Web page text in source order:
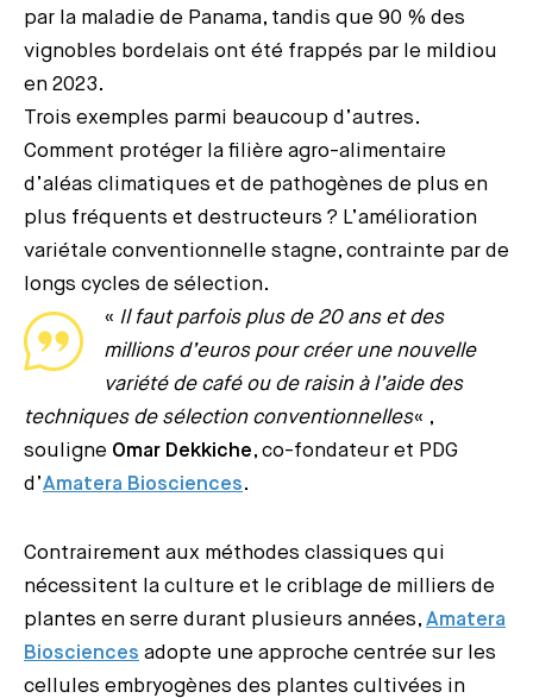
par la maladie de Panama, tandis que 90 % des
vignobles bordelais ont été frappés par le mildiou
en 2023.
Trois exemples parmi beaucoup d’autres.
Comment protéger la filière agro-alimentaire
d’aléas climatiques et de pathogènes de plus en
plus fréquents et destructeurs ? L’amélioration
variétale conventionnelle stagne, contrainte par de
longs cycles de sélection.
« Il faut parfois plus de 20 ans et des
millions d’euros pour créer une nouvelle
variété de café ou de raisin à l’aide des
techniques de sélection conventionnelles« ,
souligne Omar Dekkiche, co-fondateur et PDG
d’Amatera Biosciences.
Contrairement aux méthodes classiques qui
nécessitent la culture et le criblage de milliers de
plantes en serre durant plusieurs années, Amatera
Biosciences adopte une approche centrée sur les
cellules embryogènes des plantes cultivées in